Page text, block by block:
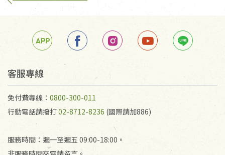
客服專線
免付費專線： 0800-300-011
行動電話請撥打02-8712-8236 (國際請加886)
服務時間：週一至週五 09:00-18:00。